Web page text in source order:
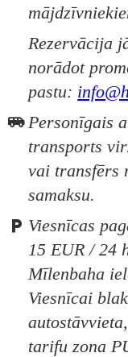
Rezervācija
norādot
pastu:
Personīgais
transports
vai transfērs
samaksu.
Viesnīcas
15 EUR / 24
Mīlenbaha
Viesnīcai
tarifu zona